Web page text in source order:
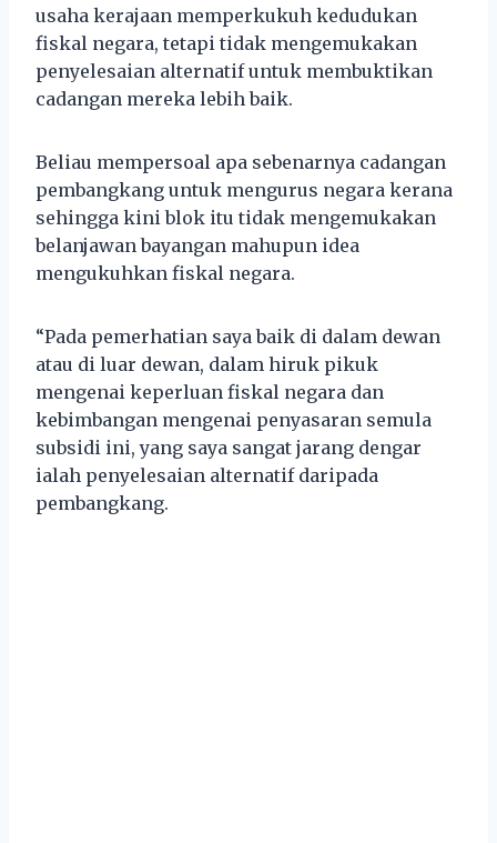
usaha kerajaan memperkukuh kedudukan
fiskal negara, tetapi tidak mengemukakan
penyelesaian alternatif untuk membuktikan
cadangan mereka lebih baik.
Beliau mempersoal apa sebenarnya cadangan
pembangkang untuk mengurus negara kerana
sehingga kini blok itu tidak mengemukakan
belanjawan bayangan mahupun idea
mengukuhkan fiskal negara.
“Pada pemerhatian saya baik di dalam dewan
atau di luar dewan, dalam hiruk pikuk
mengenai keperluan fiskal negara dan
kebimbangan mengenai penyasaran semula
subsidi ini, yang saya sangat jarang dengar
ialah penyelesaian alternatif daripada
pembangkang.